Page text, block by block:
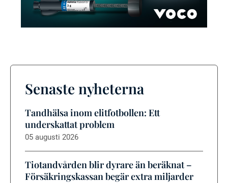
Senaste nyheterna
Tandhälsa inom elitfotbollen: Ett
underskattat problem
05 augusti 2026
Tiotandvården blir dyrare än beräknat –
Försäkringskassan begär extra miljarder